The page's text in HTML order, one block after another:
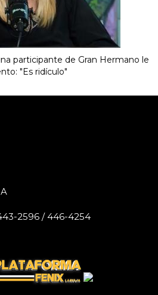
participante de Gran Hermano le
"Es ridículo"
2596 / 446-4254